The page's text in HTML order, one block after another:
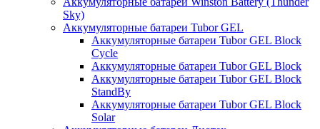
Sky)
Аккумуляторные батареи Tubor GEL
Аккумуляторные батареи Tubor GEL Block
Cycle
Аккумуляторные батареи Tubor GEL Block
Аккумуляторные батареи Tubor GEL Block
StandBy
Аккумуляторные батареи Tubor GEL Block
Solar